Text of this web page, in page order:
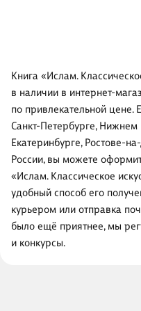
Книга «Ислам.
в наличии в интернет-
по привлекательной цене.
Санкт-Петербурге, Нижнем
Екатеринбурге, Ростове-
России, вы можете
«Ислам. Классическое
удобный способ его
курьером или отправка
было ещё приятнее, мы
и конкурсы.